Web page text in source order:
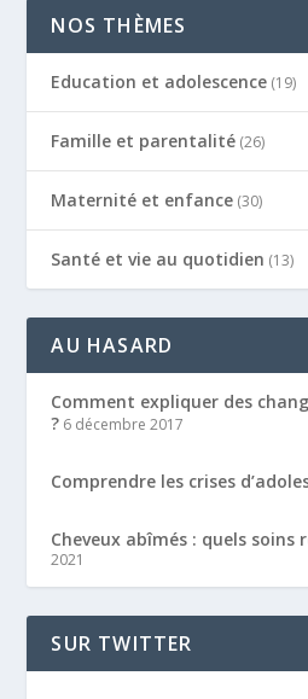
NOS THÈMES
Education et adolescence (19)
Famille et parentalité (26)
Maternité et enfance (30)
Santé et vie au quotidien (13)
AU HASARD
Comment expliquer des
? 6 décembre 2017
Comprendre les crises
Cheveux abîmés : quels soins
2021
SUR TWITTER